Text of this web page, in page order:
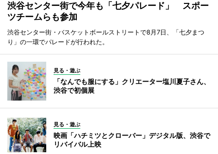
渋谷センター街で今年も「七夕パレード」 スポー
ツチームらも参加
渋谷センター街・バスケットボールストリートで8月7日、「七夕まつ
り」の一環でパレードが行われた。
見る・遊ぶ
「なんでも服にする」クリエーター塩川夏子さん、
渋谷で初個展
見る・遊ぶ
映画「ハチミツとクローバー」デジタル版、渋谷で
リバイバル上映